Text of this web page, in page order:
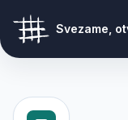
Svezame,